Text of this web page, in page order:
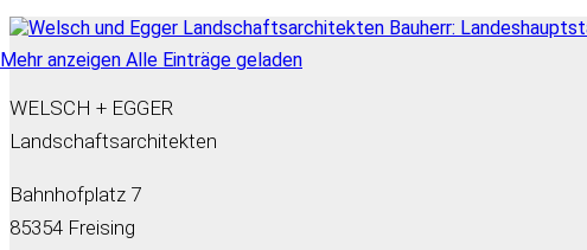
Mehr anzeigen Alle Einträge geladen
WELSCH + EGGER
Landschaftsarchitekten
Bahnhofplatz 7
85354 Freising